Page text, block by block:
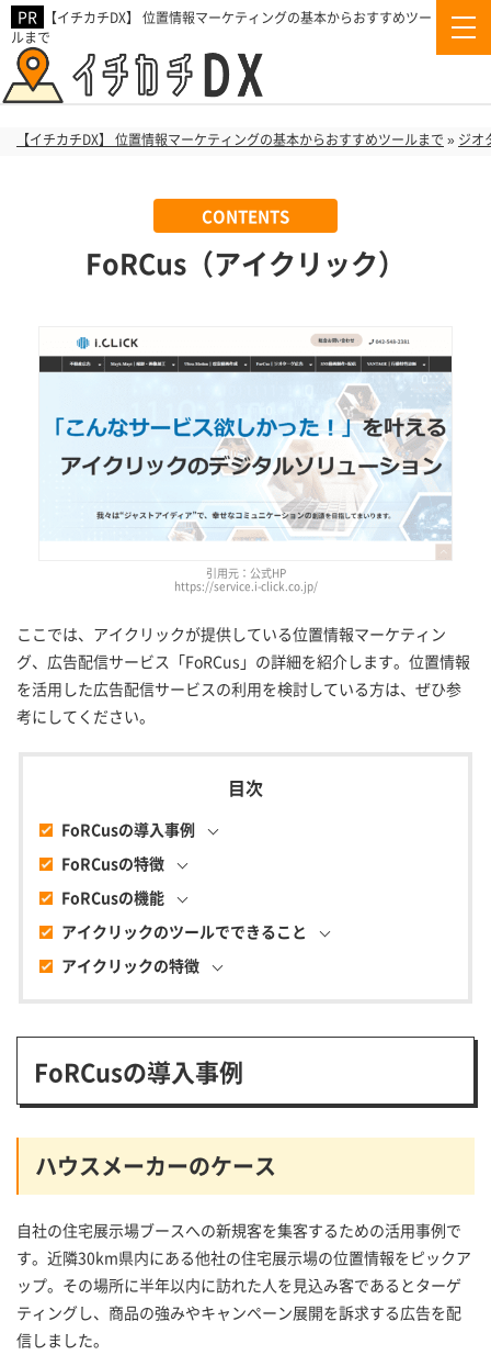
【イチカチDX】 位置情報マーケティングの基本からおすすめツー
ルまで
【イチカチDX】 位置情報マーケティングの基本からおすすめツールまで » ジオ
FoRCus（アイクリック）
引用元：公式HP
https://service.i-click.co.jp/
ここでは、アイクリックが提供している位置情報マーケティン
グ、広告配信サービス「FoRCus」の詳細を紹介します。位置情報
を活用した広告配信サービスの利用を検討している方は、ぜひ参
考にしてください。
FoRCusの導入事例
FoRCusの特徴
FoRCusの機能
アイクリックのツールでできること
アイクリックの特徴
FoRCusの導入事例
ハウスメーカーのケース
自社の住宅展示場ブースへの新規客を集客するための活用事例で
す。近隣30km県内にある他社の住宅展示場の位置情報をピックア
ップ。その場所に半年以内に訪れた人を見込み客であるとターゲ
ティングし、商品の強みやキャンペーン展開を訴求する広告を配
信しました。